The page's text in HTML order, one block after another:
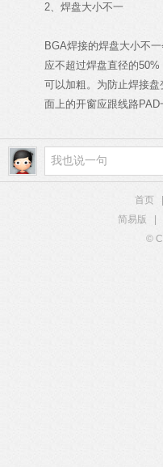
2、焊盘大小不一
BGA焊接的焊盘大小不
应不超过焊盘直径的
可以加粗。为防止焊接
面上的开窗应跟线路PAD
首页
简易版
©